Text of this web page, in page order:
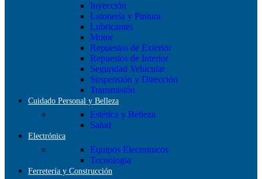
Inyección
Latonería y Pintura
Lubricantes
Motor
Repuestos de Exterior
Repuestos de Interior
Seguridad Vehicular
Suspensión y Dirección
Transmisión
Cuidado Personal y Belleza
Estética y Belleza
Salud
Electrónica
Equipos Electronicos
Tecnologia
Ferretería y Construcción